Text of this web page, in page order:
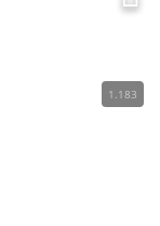
1.183